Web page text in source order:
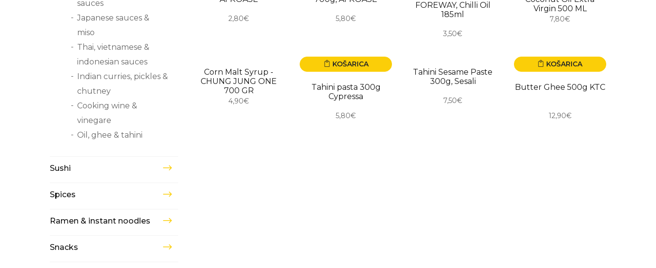
sauces
Japanese sauces &
miso
Thai, vietnamese &
indonesian sauces
Indian curries, pickles &
chutney
Cooking wine &
vinegare
Oil, ghee & tahini
Sushi
Spices
Ramen & instant noodles
Snacks
2,80€ 5,80€
FOREWAY, Chilli Oil
185ml
3,50€
Virgin 500 ML
7,80€
Corn Malt Syrup -
CHUNG JUNG ONE
700 GR
4,90€
KOŠARICA
Tahini pasta 300g
Cypressa
5,80€
USKORO
Tahini Sesame Paste
300g, Sesali
7,50€
KOŠARICA
Butter Ghee 500g KTC
12,90€